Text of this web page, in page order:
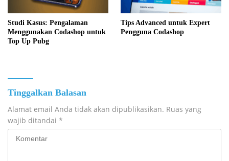
Studi Kasus: Pengalaman
Menggunakan Codashop untuk
Top Up Pubg
Tips Advanced untuk Expert
Pengguna Codashop
Tinggalkan Balasan
Alamat email Anda tidak akan dipublikasikan. Ruas yang
wajib ditandai *